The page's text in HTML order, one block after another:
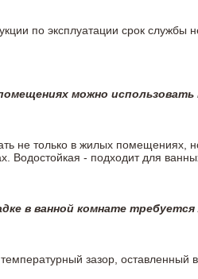
по эксплуатации срок
можно
не только в жилых помещениях,
Водостойкая - подходит для
в ванной комнате
зазор,